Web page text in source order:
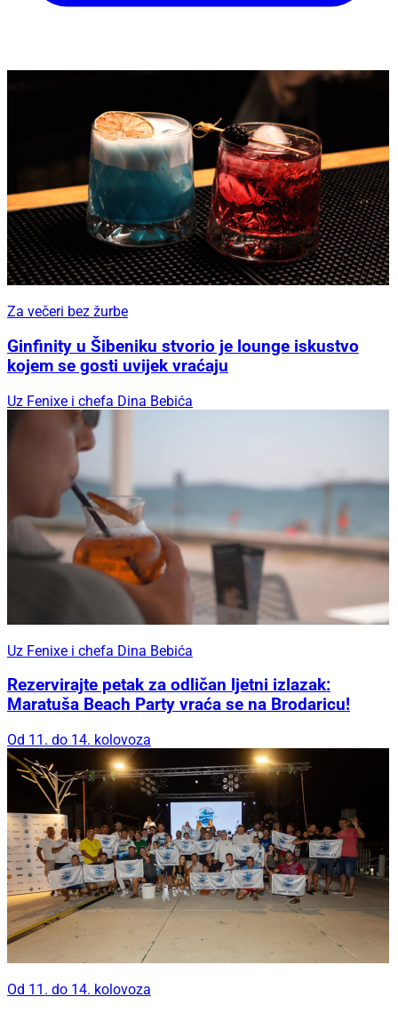
Za večeri bez žurbe
Ginfinity u Šibeniku stvorio je lounge iskustvo
kojem se gosti uvijek vraćaju
Uz Fenixe i chefa Dina Bebića
Uz Fenixe i chefa Dina Bebića
Rezervirajte petak za odličan ljetni izlazak:
Maratuša Beach Party vraća se na Brodaricu!
Od 11. do 14. kolovoza
Od 11. do 14. kolovoza